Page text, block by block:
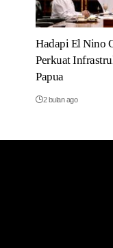
Hadapi El Nino
Perkuat
Papua
2 bulan ago